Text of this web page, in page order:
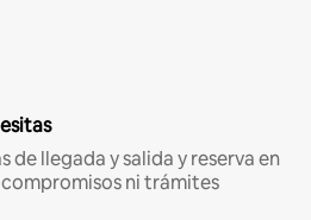
de llegada y salida y reserva en
ni trámites